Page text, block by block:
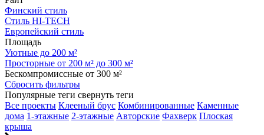
Финский стиль
Стиль HI-TECH
Европейский стиль
Площадь
Уютные до 200 м²
Просторные от 200 м² до 300 м²
Бескомпромиссные от 300 м²
Сбросить фильтры
Популярные теги свернуть теги
Все проекты Клееный брус Комбинированные Каменные
дома 1-этажные 2-этажные Авторские Фахверк Плоская
крыша